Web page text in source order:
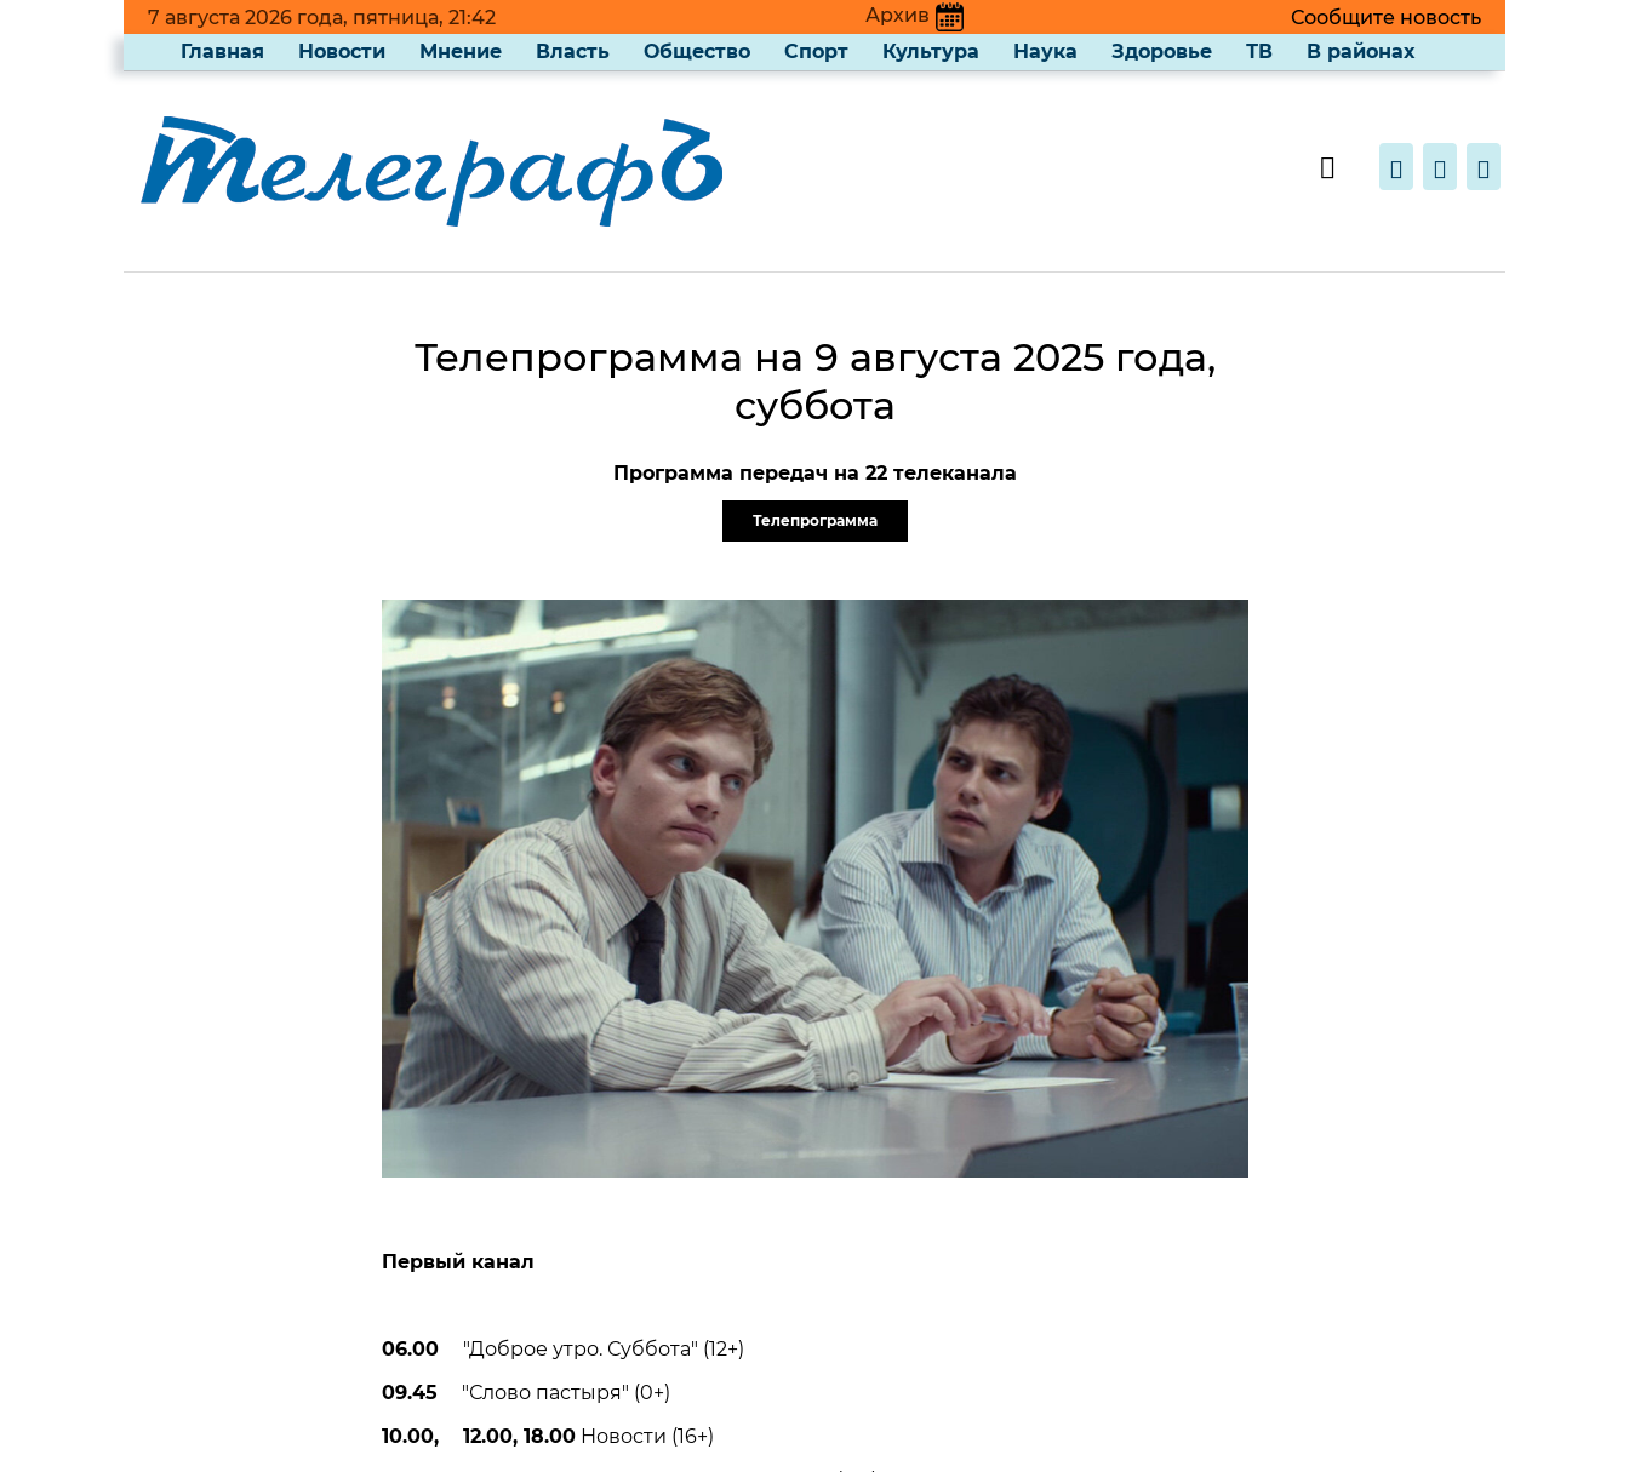
7 августа 2026 года, пятница, 21:42 Архив
Сообщите новость
Главная
Новости Мнение Власть Общество Спорт Культура Наука Здоровье ТВ В районах
Телепрограмма на 9 августа 2025 года,
суббота
Программа передач на 22 телеканала
Телепрограмма
Первый канал
06.00"Доброе утро. Суббота" (12+)
09.45 "Слово пастыря" (0+)
10.00, 12.00, 18.00Новости (16+)